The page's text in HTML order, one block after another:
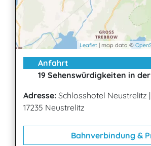
Leaflet | map data ©
Anfahrt
19 Sehenswürdigkeiten in
Adresse: Schlosshotel Neustrelitz |
17235 Neustrelitz
Bahnverbindung &